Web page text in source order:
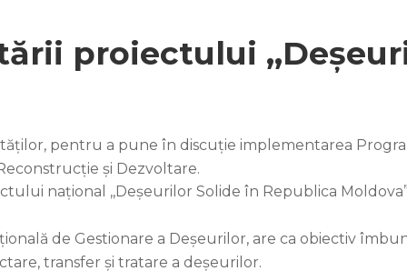
proiectului
pentru a pune în discuție implementarea
și Dezvoltare.
național ,,Deșeurilor Solide în Republica
de Gestionare a Deșeurilor, are ca obiectiv
transfer și tratare a deșeurilor.